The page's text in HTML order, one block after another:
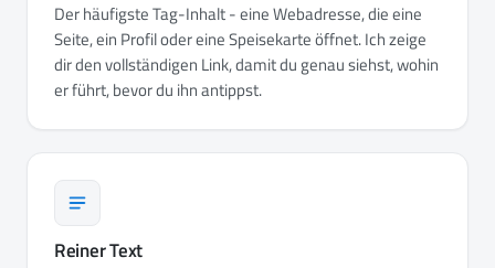
Der häufigste Tag-Inhalt - eine Webadresse, die eine
Seite, ein Profil oder eine Speisekarte öffnet. Ich zeige
dir den vollständigen Link, damit du genau siehst, wohin
er führt, bevor du ihn antippst.
Reiner Text